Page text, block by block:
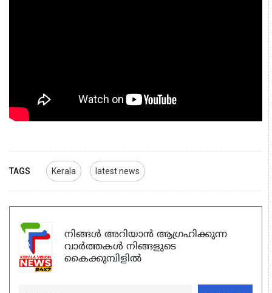
TAGS Kerala latest news
നിങ്ങൾ അറിയാൻ ആഗ്രഹിക്കുന്ന
വാർത്തകൾ നിങ്ങളുടെ
കൈക്കുമ്പിളിൽ